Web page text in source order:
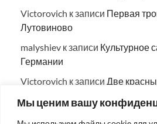
Мы ценим вашу
Victorovich к записи Первая
Лутовиново
malyshiev к записи Культурное
Германии
Victorovich к записи Две
robotк записиКто сказал, что